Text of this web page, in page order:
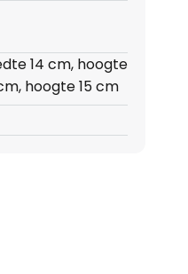
14 cm, hoogte
hoogte 15 cm